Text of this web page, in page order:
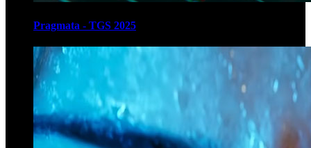
Pragmata - TGS 2025